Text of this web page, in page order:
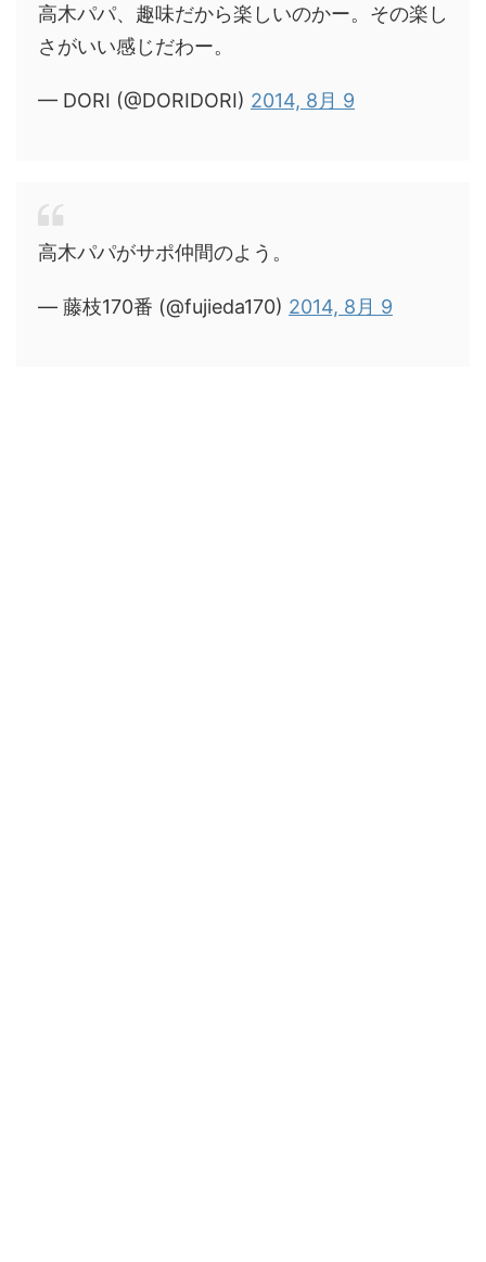
高木パパ、趣味だから楽しいのかー。その楽し
さがいい感じだわー。
— DORI (@DORIDORI) 2014, 8月 9
高木パパがサポ仲間のよう。
— 藤枝170番 (@fujieda170) 2014, 8月 9